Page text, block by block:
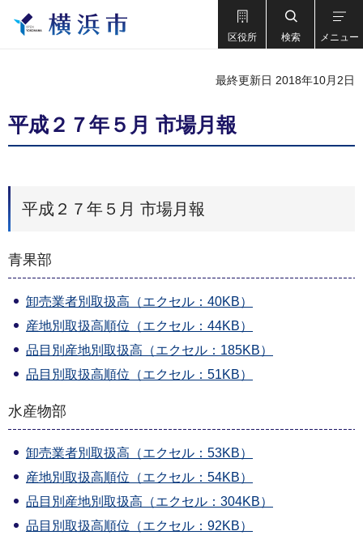
区役所 検索 メニュー
最終更新日 2018年10月2日
平成２７年５月 市場月報
平成２７年５月 市場月報
青果部
卸売業者別取扱高（エクセル：40KB）
産地別取扱高順位（エクセル：44KB）
品目別産地別取扱高（エクセル：185KB）
品目別取扱高順位（エクセル：51KB）
水産物部
卸売業者別取扱高（エクセル：53KB）
産地別取扱高順位（エクセル：54KB）
品目別産地別取扱高（エクセル：304KB）
品目別取扱高順位（エクセル：92KB）